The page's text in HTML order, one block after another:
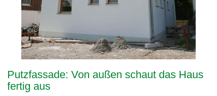
Putzfassade: Von außen schaut das Haus
fertig aus